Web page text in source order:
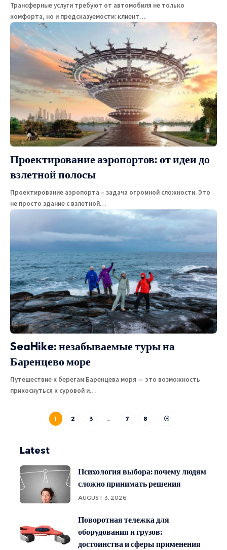
Трансферные услуги требуют от автомобиля не только
комфорта, но и предсказуемости: клиент…
Проектирование аэропортов: от идеи до
взлетной полосы
Проектирование аэропорта – задача огромной сложности. Это
не просто здание с взлетной…
SeaHike: незабываемые туры на
Баренцево море
Путешествие к берегам Баренцева моря — это возможность
прикоснуться к суровой и…
1 2 3 … 7 8
Latest
Психология выбора: почему людям
сложно принимать решения
AUGUST 3, 2026
Поворотная тележка для
оборудования и грузов:
достоинства и сферы применения